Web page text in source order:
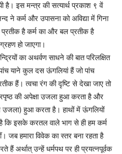
है। इस मन्त्र की सत्यार्थ प्रकाश ९ वें
ने कर्म और उपासना को अविद्या में गिना
प्रतीक है कर्म का और बल प्रतीक है
हो जाएगा।
का अथर्वण साधने की बात परिलक्षित
याने कुल दस ऊंगलियां हैं जो पांच
हैं। त्वचा रंग की दृष्टि से देखा जाए तो
की अपेक्षा उजला हुआ करता है और
उजला) हुआ करता है। हाथों में ऊंगलियों
कि इसके करतल वाले भाग से ही हम कर्म
हमारा विवेक का स्तर बना रहता है
हैं अर्थात् उन्हें धर्मपथ पर ही प्रयत्नपूर्वक